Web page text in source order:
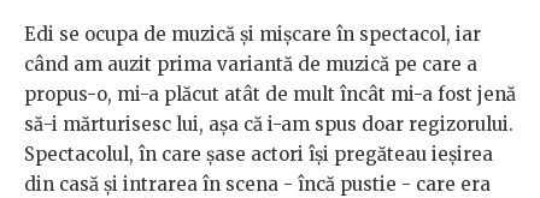
Edi se ocupa de muzică și mișcare în spectacol, iar
când am auzit prima variantă de muzică pe care a
propus-o, mi-a plăcut atât de mult încât mi-a fost jenă
să-i mărturisesc lui, așa că i-am spus doar regizorului.
Spectacolul, în care șase actori își pregăteau ieșirea
din casă și intrarea în scena - încă pustie - care era